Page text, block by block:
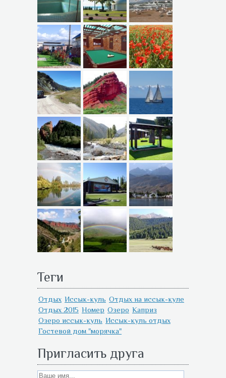
Теги
Отдых Иссык-куль Отдых на иссык-куле
Отдых 2015 Номер Озеро Каприз
Озеро иссык-куль Иссык-куль отдых
Гостевой дом "морячка"
Пригласить друга